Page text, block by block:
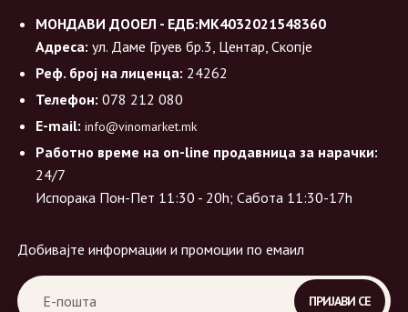
МОНДАВИ ДООЕЛ - ЕДБ:МК4032021548360
Адреса: ул. Даме Груев бр.3, Центар, Скопје
Реф. број на лиценца: 24262
Телефон: 078 212 080
E-mail: info@vinomarket.mk
Работно време на on-line продавница за нарачки:
24/7
Испорака Пон-Пет 11:30 - 20h; Сабота 11:30-17h
Добивајте информации и промоции по емаил